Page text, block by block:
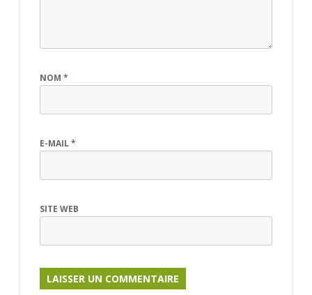
NOM *
E-MAIL*
SITE WEB